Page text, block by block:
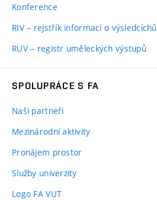
Konference
RIV – rejstřík informací o výsledcíchů
RUV – registr uměleckých výstupů
SPOLUPRÁCE S FA
Naši partneři
Mezinárodní aktivity
Pronájem prostor
Služby univerzity
Logo FA VUT